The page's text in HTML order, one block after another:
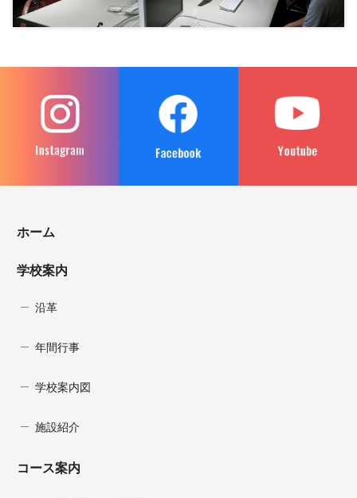
ホーム
学校案内
沿革
年間行事
学校案内図
施設紹介
コース案内